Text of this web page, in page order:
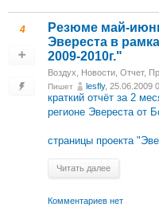
4
Резюме май-
Эвереста в
2009-2010г."
Воздух, Новости, Отчет,
Пишет lesfly, 25.06.2009
краткий отчёт за 2
регионе Эвереста от
страницы проекта
Читать далее
Комментариев нет